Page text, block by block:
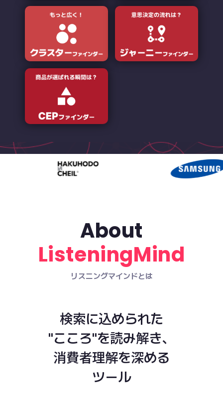
About
ListeningMind
リスニングマインドとは
検索に込められた
"こころ"を読み解き、
消費者理解を深める
ツール